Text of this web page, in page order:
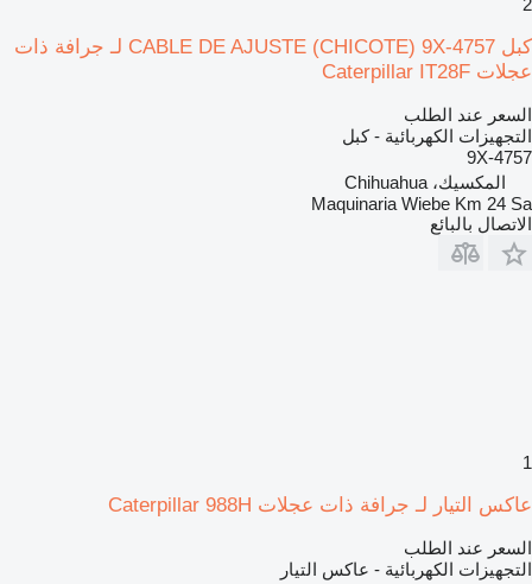
2
كبل CABLE DE AJUSTE (CHICOTE) 9X-4757 لـ جرافة ذات
عجلات Caterpillar IT28F
السعر عند الطلب
التجهيزات الكهربائية - كبل
9X-4757
المكسيك، Chihuahua
Maquinaria Wiebe Km 24 Sa
الاتصال بالبائع
1
عاكس التيار لـ جرافة ذات عجلات Caterpillar 988H
السعر عند الطلب
التجهيزات الكهربائية - عاكس التيار